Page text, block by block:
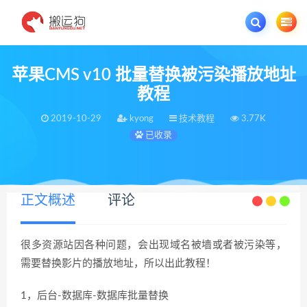
欢迎您光临搬运狗资源网，本站秉承服务宗旨 履行“站长”责任，销售只是起点 服
苹果CMS v10 批量替换被污染播放地址
教程
2019-10-29 kyong 技术教程
3.77K
已收录
正文概述 评论
很多资源站因各种问题，会出现域名被墙或者被污染等，
需要替换影片的播放地址，所以出此教程！
1，后台-数据库-数据库批量替换